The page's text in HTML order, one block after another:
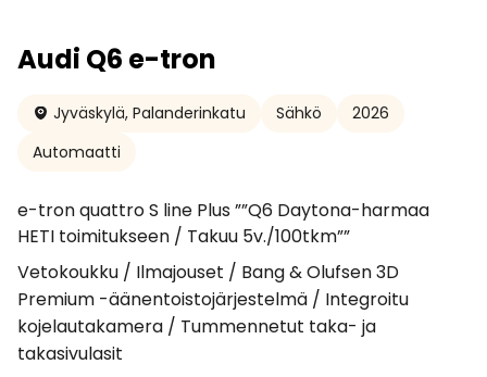
Audi Q6 e-tron
Jyväskylä, Palanderinkatu Sähkö
2026
Automaatti
e-tron quattro S line Plus ””Q6 Daytona-harmaa
HETI toimitukseen / Takuu 5v./100tkm””
Vetokoukku / Ilmajouset / Bang & Olufsen 3D
Premium -äänentoistojärjestelmä / Integroitu
kojelautakamera / Tummennetut taka- ja
takasivulasit